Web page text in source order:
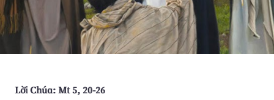
Lời Chúa: Mt 5, 20-26